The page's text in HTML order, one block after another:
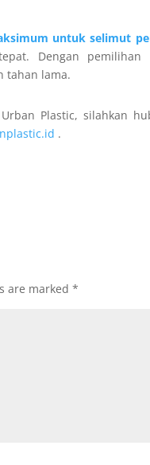
untuk selimut
Dengan pemilihan
tahan lama.
Plastic, silahkan
.
are marked*